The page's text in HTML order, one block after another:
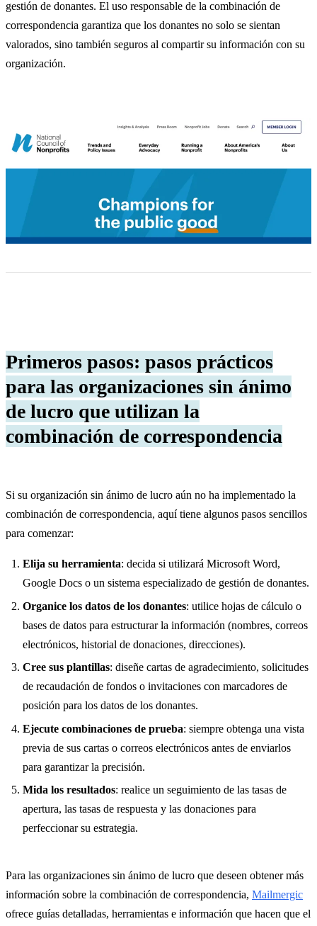
gestión de donantes. El uso responsable de la combinación de
correspondencia garantiza que los donantes no solo se sientan
valorados, sino también seguros al compartir su información con su
organización.
Primeros pasos: pasos prácticos
para las organizaciones sin ánimo
de lucro que utilizan la
combinación de correspondencia
Si su organización sin ánimo de lucro aún no ha implementado la
combinación de correspondencia, aquí tiene algunos pasos sencillos
para comenzar:
Elija su herramienta: decida si utilizará Microsoft Word,
Google Docs o un sistema especializado de gestión de donantes.
Organice los datos de los donantes: utilice hojas de cálculo o
bases de datos para estructurar la información (nombres, correos
electrónicos, historial de donaciones, direcciones).
Cree sus plantillas: diseñe cartas de agradecimiento, solicitudes
de recaudación de fondos o invitaciones con marcadores de
posición para los datos de los donantes.
Ejecute combinaciones de prueba: siempre obtenga una vista
previa de sus cartas o correos electrónicos antes de enviarlos
para garantizar la precisión.
Mida los resultados: realice un seguimiento de las tasas de
apertura, las tasas de respuesta y las donaciones para
perfeccionar su estrategia.
Para las organizaciones sin ánimo de lucro que deseen obtener más
información sobre la combinación de correspondencia, Mailmergic
ofrece guías detalladas, herramientas e información que hacen que el